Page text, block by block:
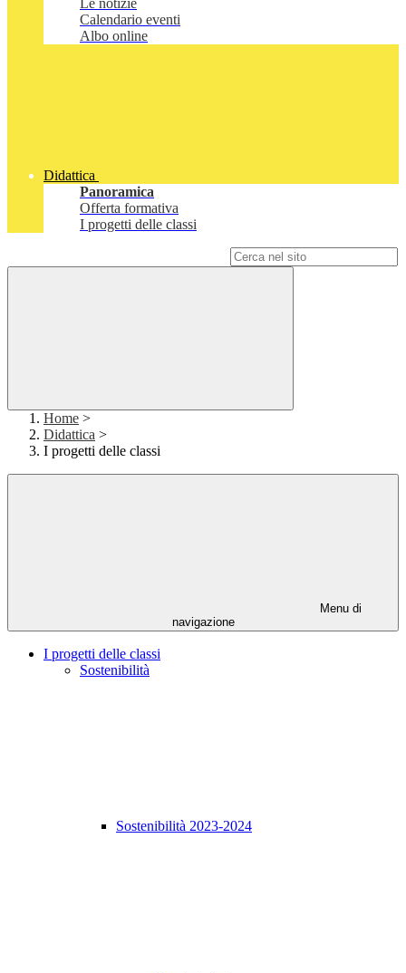
Le notizie
Calendario eventi
Albo online
Didattica
Panoramica
Offerta formativa
I progetti delle classi
Home >
Didattica >
I progetti delle classi
Menu di
navigazione
I progetti delle classi
Sostenibilità
Sostenibilità 2023-2024